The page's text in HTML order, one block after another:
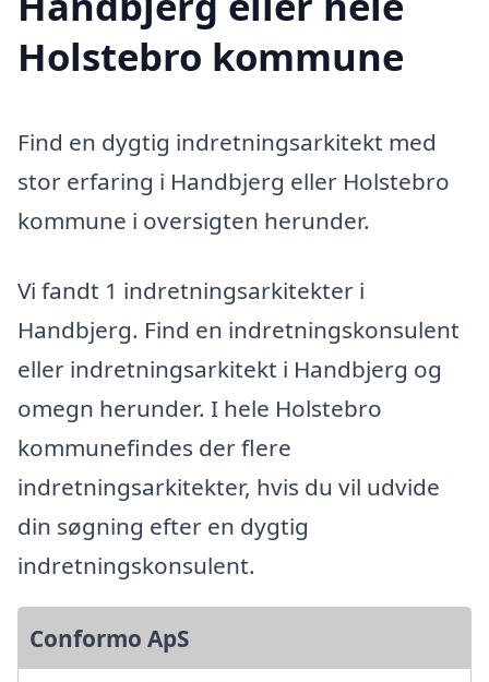
Holstebro kommune
Find en dygtig indretningsarkitekt med
stor erfaring i Handbjerg eller Holstebro
kommune i oversigten herunder.
Vi fandt 1 indretningsarkitekter i
Handbjerg. Find en indretningskonsulent
eller indretningsarkitekt i Handbjerg og
omegn herunder. I hele Holstebro
kommunefindes der flere
indretningsarkitekter, hvis du vil udvide
din søgning efter en dygtig
indretningskonsulent.
Conformo ApS